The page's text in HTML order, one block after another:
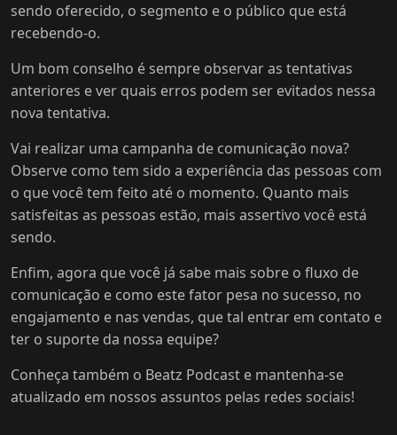
sendo oferecido, o segmento e o público que está
recebendo-o.
Um bom conselho é sempre observar as tentativas
anteriores e ver quais erros podem ser evitados nessa
nova tentativa.
Vai realizar uma campanha de comunicação nova?
Observe como tem sido a experiência das pessoas com
o que você tem feito até o momento. Quanto mais
satisfeitas as pessoas estão, mais assertivo você está
sendo.
Enfim, agora que você já sabe mais sobre o fluxo de
comunicação e como este fator pesa no sucesso, no
engajamento e nas vendas, que tal entrar em contato e
ter o suporte da nossa equipe?
Conheça também o Beatz Podcast e mantenha-se
atualizado em nossos assuntos pelas redes sociais!